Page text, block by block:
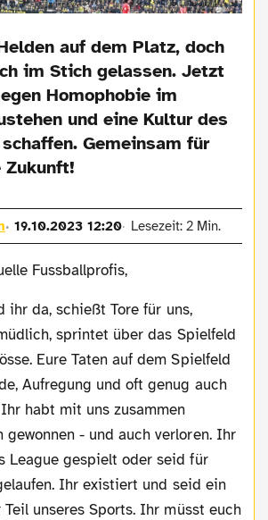
auf dem Platz, doch
im Stich gelassen. Jetzt
Homophobie im
und eine Kultur des
Gemeinsam für
Zukunft!
19.10.2023 12:20 Lesezeit: 2 Min.
Fussballprofis,
sprintet über das Spielfeld
Eure Taten auf dem Spielfeld
Aufregung und oft genug auch
habt mit uns zusammen
gewonnen - und auch verloren. Ihr
League gespielt oder seid für
Ihr existiert und seid ein
unseres Sports. Ihr müsst euch